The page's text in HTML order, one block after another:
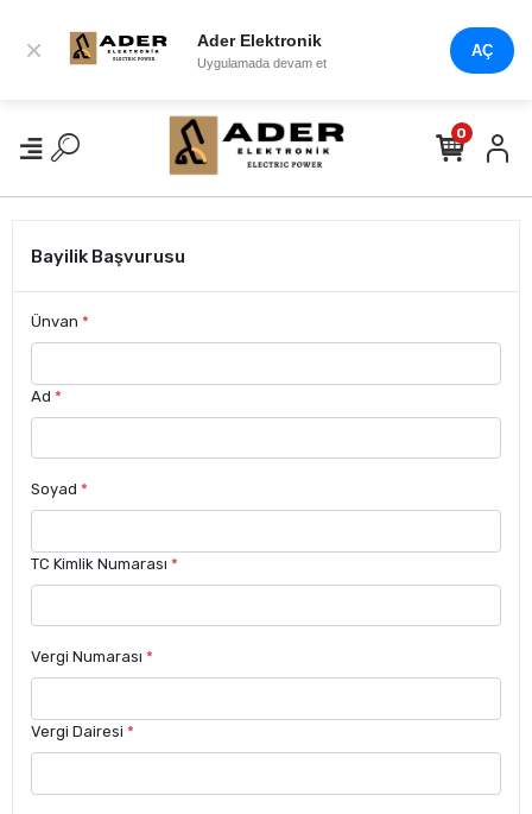
× Ader Elektronik
Uygulamada devam et
AÇ
0
Bayilik Başvurusu
Ünvan *
Ad *
Soyad *
TC Kimlik Numarası *
Vergi Numarası *
Vergi Dairesi *